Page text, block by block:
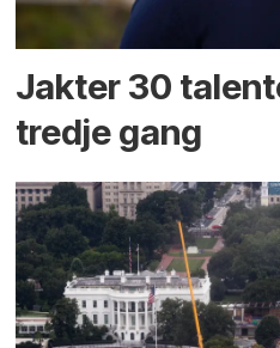
Jakter 30
tredje gang